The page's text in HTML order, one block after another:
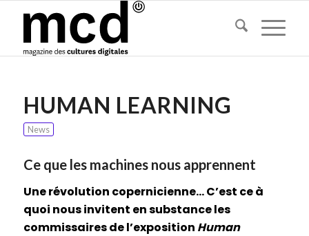
HUMAN LEARNING
News
Ce que les machines nous apprennent
Une révolution copernicienne… C’est ce à
quoi nous invitent en substance les
commissaires de l’exposition Human